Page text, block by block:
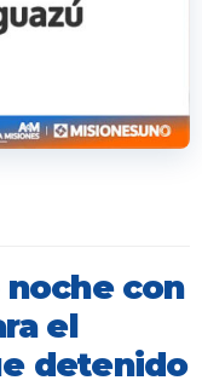
con
el
detenido